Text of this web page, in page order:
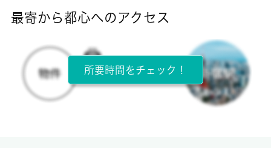
所在階
2階 / 2階建
最寄から都心へのアクセス
所要時間をチェック！